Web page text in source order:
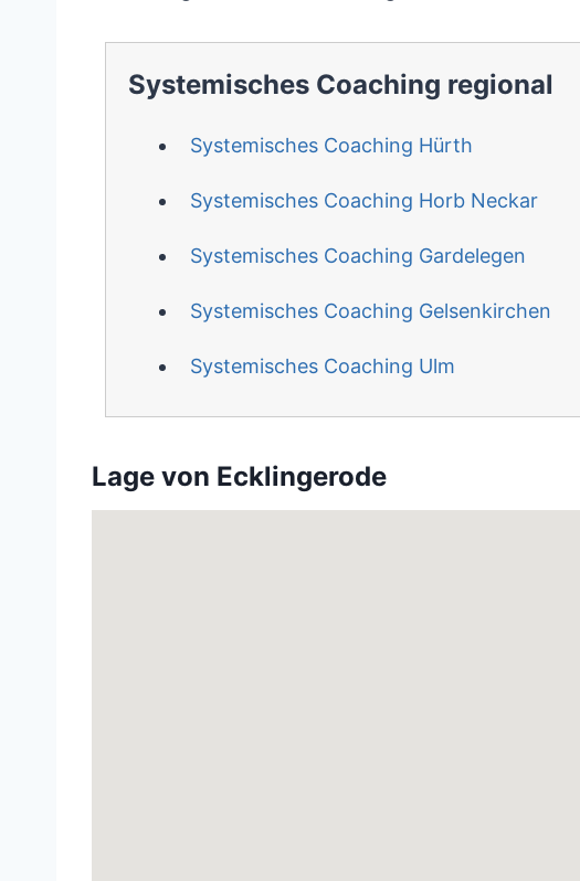
Systemisches Coaching regional
Systemisches Coaching Hürth
Systemisches Coaching Horb Neckar
Systemisches Coaching Gardelegen
Systemisches Coaching Gelsenkirchen
Systemisches Coaching Ulm
Lage von Ecklingerode